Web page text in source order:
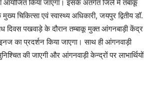
किया जाएगा। इसके अंतर्गत जिले में तंबाकू
चिकित्सा एवं स्वास्थ्य अधिकारी, जयपुर द्वितीय डॉ.
दिवस पखवाड़े के दौरान तम्बाकू मुक्त आंगनबाड़ी केंद्र
का प्रदर्शन किया जाएगा। साथ ही आंगनवाड़ी
की जाएगी और आंगनवाड़ी केन्द्रों पर लाभार्थियों